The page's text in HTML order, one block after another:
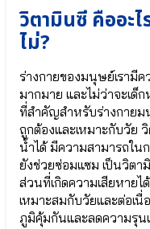
หน้า
สินค้า
ทั้งหมด
Nutri
Plus
41|42
เพิ่ม
น้ำนม
แม่
⦿
Nutri
Plus
41 |
42
ภัณฑ์
หนังสือ
แค่
นี้
เข้าใจ
คน
ทั้ง
โลก
หน้า
สินค้า
ทั้งหมด
Nutri
วิตามินซี คืออะ
ไม่?
ร่างกายของมนุษย์เรามี
มากมาย และไม่ว่าจะเด็
ที่สำคัญสำหรับร่างกายม
ถูกต้องและเหมาะกับวัย
น้ำได้ มีความสามารถใน
ยังช่วยซ่อมแซม เป็นวิต
ส่วนที่เกิดความเสียหาย
เหมาะสมกับวัยและต่อเนื่
ภูมิคุ้มกันและลดความรุน